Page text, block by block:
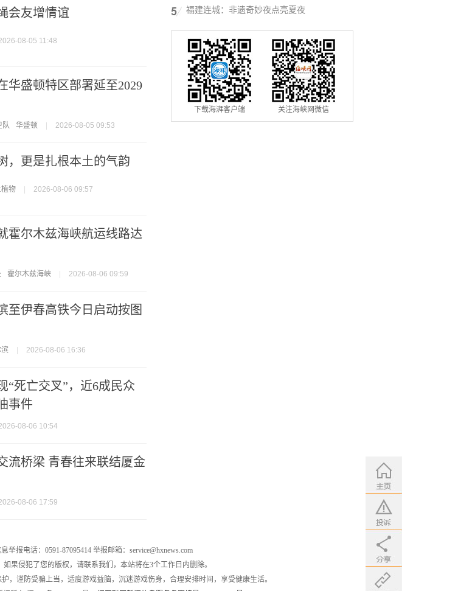
会友增情谊
08-05 11:48
华盛顿特区部署延至2029
队 华盛顿 2026-08-05 09:53
，更是扎根本土的气韵
植物 2026-08-06 09:57
霍尔木兹海峡航运线路达
霍尔木兹海峡 2026-08-06 09:59
至伊春高铁今日启动按图
滨 2026-08-06 16:36
“死亡交叉”，近6成民众
事件
08-06 10:54
流桥梁 青春往来联结厦金
08-06 17:59
行
福建连城：非遗奇妙夜点亮夏夜
下载海湃客户端 关注海峡网微信
举报电话：0591-87095414 举报邮箱：service@hxnews.com
果侵犯了您的版权，请联系我们，本站将在3个工作日内删除。
，谨防受骗上当，适度游戏益脑，沉迷游戏伤身，合理安排时间，享受健康生活。